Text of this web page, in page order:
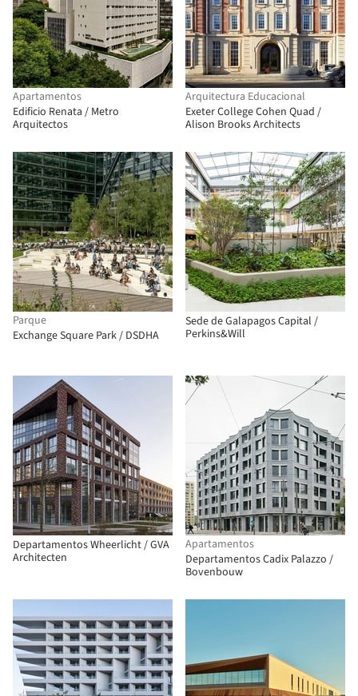
Apartamentos
Edificio Renata / Metro
Arquitectos
Arquitectura Educacional
Exeter College Cohen Quad /
Alison Brooks Architects
Parque
Exchange Square Park / DSDHA
Sede de Galapagos Capital /
Perkins&Will
Departamentos Wheerlicht / GVA
Architecten
Apartamentos
Departamentos Cadix Palazzo /
Bovenbouw